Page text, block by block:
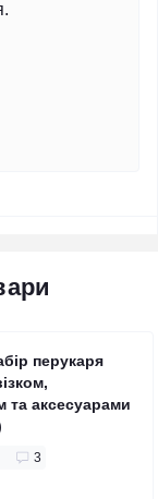
перукаря
та аксесуарами
3